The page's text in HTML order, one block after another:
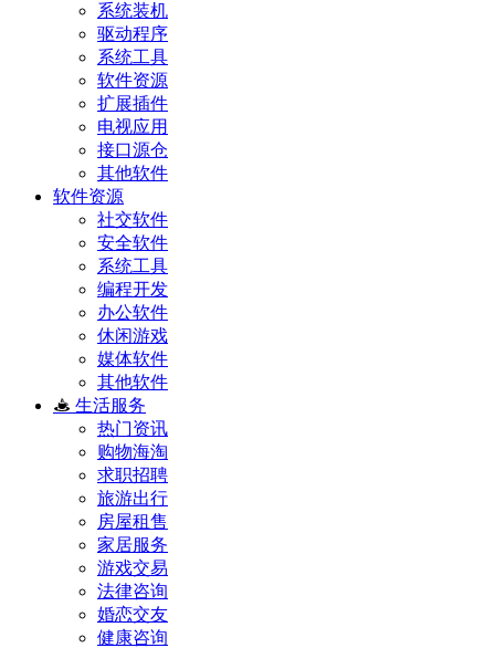
系统装机
驱动程序
系统工具
软件资源
扩展插件
电视应用
接口源仓
其他软件
软件资源
社交软件
安全软件
系统工具
编程开发
办公软件
休闲游戏
媒体软件
其他软件
生活服务
热门资讯
购物海淘
求职招聘
旅游出行
房屋租售
家居服务
游戏交易
法律咨询
婚恋交友
健康咨询